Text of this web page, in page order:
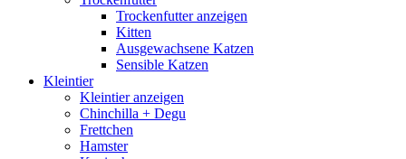
Trockenfutter anzeigen
Kitten
Ausgewachsene Katzen
Sensible Katzen
Kleintier
Kleintier anzeigen
Chinchilla + Degu
Frettchen
Hamster